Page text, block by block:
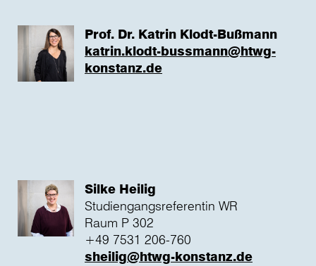
Prof. Dr. Katrin Klodt-Bußmann
katrin.klodt-bussmann@htwg-
konstanz.de
Silke Heilig
Studiengangsreferentin WR
Raum P 302
+49 7531 206-760
sheilig@htwg-konstanz.de